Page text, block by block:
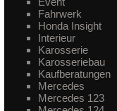
Fahrwerk
Honda Insight
Interieur
Karosserie
Karosseriebau
Kaufberatungen
Mercedes
Mercedes 123